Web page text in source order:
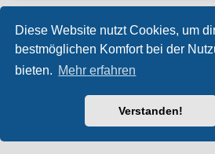
Diese Website nutzt Cookies, um
bestmöglichen Komfort bei der
bieten. Mehr erfahren
Verstanden!
Aero style developed for
Powered by
phpBB ® Forum Software
Datenschutz